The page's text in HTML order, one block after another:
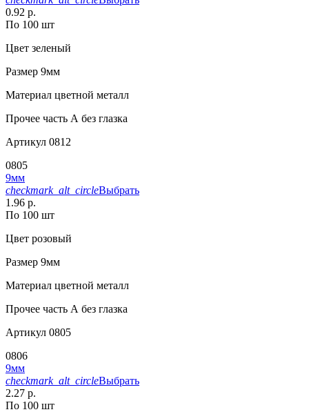
0.92 р.
По 100 шт
Цвет зеленый
Размер 9мм
Материал цветной металл
Прочее часть А без глазка
Артикул 0812
0805
9мм
checkmark_alt_circleВыбрать
1.96 р.
По 100 шт
Цвет розовый
Размер 9мм
Материал цветной металл
Прочее часть А без глазка
Артикул 0805
0806
9мм
checkmark_alt_circleВыбрать
2.27 р.
По 100 шт